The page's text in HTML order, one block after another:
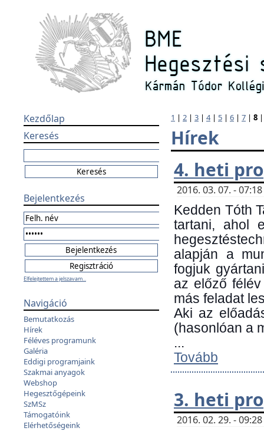
Kezdőlap
Keresés
Bejelentkezés
Elfelejtettem a jelszavam...
Navigáció
Bemutatkozás
Hírek
Féléves programunk
Galéria
Eddigi programjaink
Szakmai anyagok
Webshop
Hegesztőgépeink
SzMSz
Támogatóink
Elérhetőségeink
1 | 2 | 3 | 4| 5 | 6 | 7 | 8
Hírek
4. heti
2016. 03. 07. -
Kedden Tóth
tartani, ahol
alapján a
fogjuk
az előző
más feladat
Aki az
(hasonlóan a
...
Tovább
3. heti
2016. 02. 29. -